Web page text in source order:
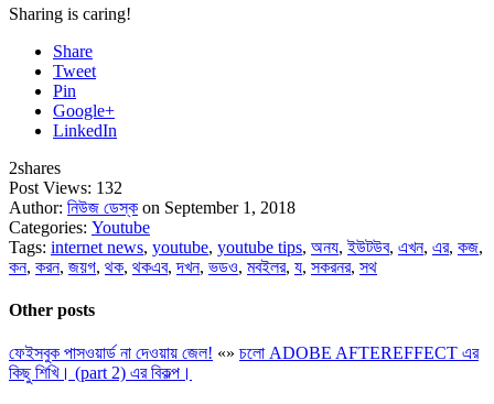
Sharing is caring!
Share
Tweet
Pin
Google+
LinkedIn
2shares
Post Views: 132
Author: নিউজ ডেস্ক on September 1, 2018
Categories: Youtube
Tags: internet news, youtube, youtube tips, অনয,ইউটউব, এখন, এর, কজ,
কন, করন, জয়গ, থক, থকএব,দখন, ভডও, মবইলর, য, সকরনর, সথ
Other posts
ফেইসবুক পাসওয়ার্ড না দেওয়ায় জেল! «» চলো ADOBE AFTEREFFECT এর
কিছু শিখি। (part 2) এর বিকল্প।